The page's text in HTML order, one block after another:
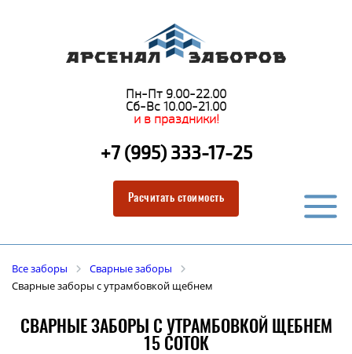
Пн-Пт 9.00-22.00
Сб-Вс 10.00-21.00
и в праздники!
+7 (995) 333-17-25
Расчитать стоимость
Все заборы
Сварные заборы
Сварные заборы с утрамбовкой щебнем
СВАРНЫЕ ЗАБОРЫ С УТРАМБОВКОЙ ЩЕБНЕМ
15 СОТОК